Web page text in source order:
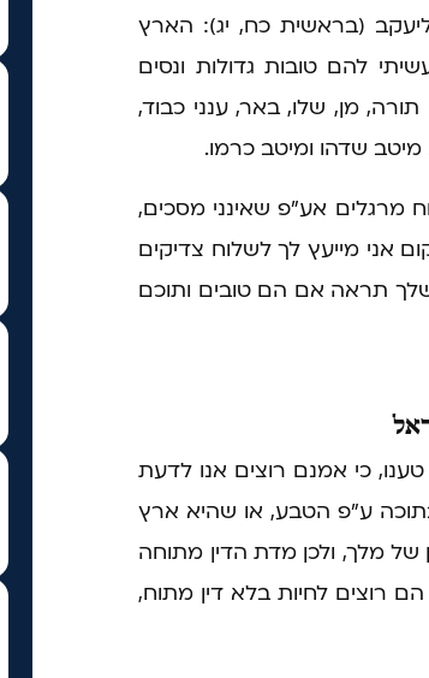
(בראשית כח, יג): הארץ
להם טובות גדולות ונסים
מן, שלו, באר, ענני כבוד,
מיטב שדהו ומיטב כרמו.
מרגלים אע"פ שאינני מסכים,
מייעץ לך לשלוח צדיקים
שלך תראה אם הם טובים ותוכם
כי אמנם רוצים אנו לדעת
ע"פ הטבע, או שהיא ארץ
של מלך, ולכן מדת הדין מתוחה
רוצים לחיות בלא דין מתוח,